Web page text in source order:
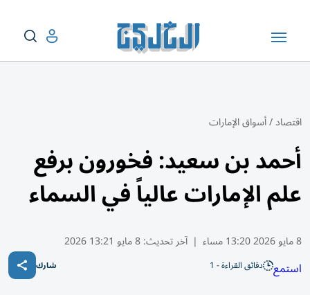
اقتصاد/أسواق الإمارات
أحمد بن سعيد: فخورون برفع
علم الإمارات عالياً في السماء
8 مايو 2026 13:20 مساء | آخر تحديث:8 مايو 13:21 2026
استمع دقائق القراءة - 1 شارك